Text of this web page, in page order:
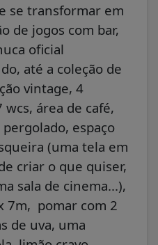
se transformar em
de jogos com bar,
oficial
até a coleção de
vintage, 4
área de café,
espaço
(uma tela em
criar o que quiser,
sala de cinema...),
7m, pomar com 2
de uva, uma